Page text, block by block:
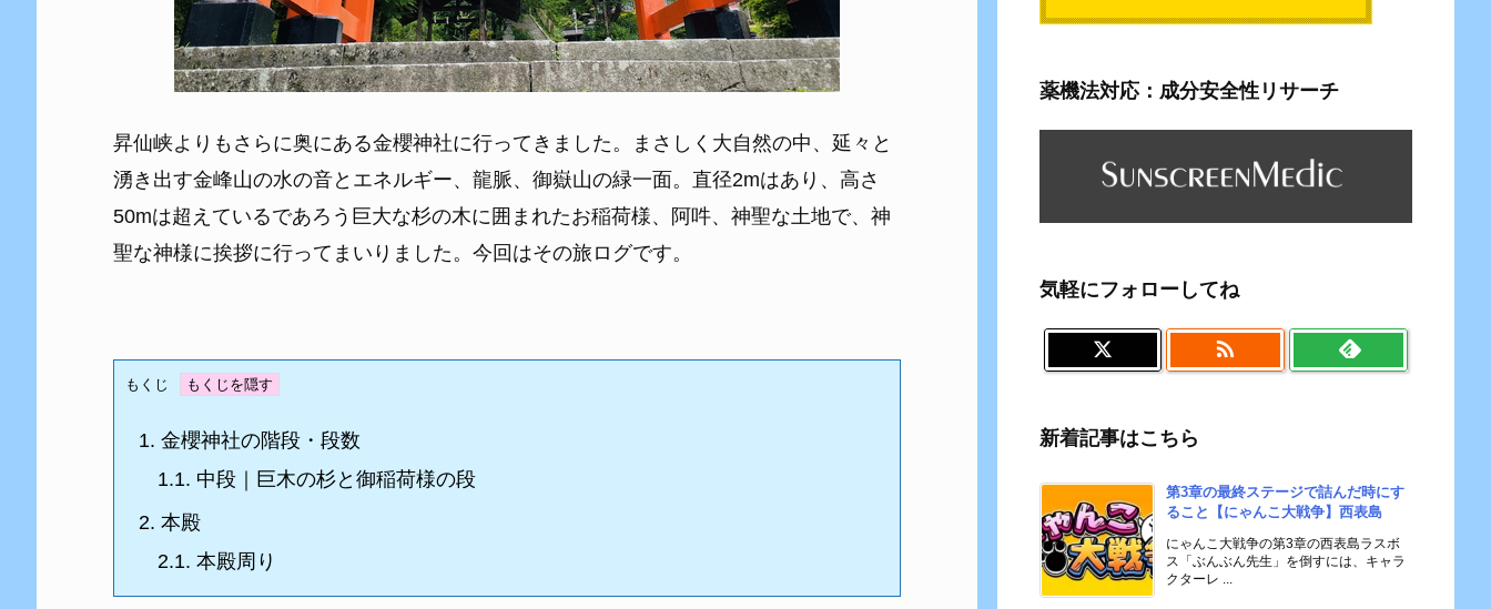
昇仙峡よりもさらに奥にある金櫻神社に行ってきました。まさしく大自然の中、延々と
湧き出す金峰山の水の音とエネルギー、龍脈、御嶽山の緑一面。直径2mはあり、高さ
50mは超えているであろう巨大な杉の木に囲まれたお稲荷様、阿吽、神聖な土地で、神
聖な神様に挨拶に行ってまいりました。今回はその旅ログです。
もくじ
1. 金櫻神社の階段・段数
1.1. 中段｜巨木の杉と御稲荷様の段
2. 本殿
2.1. 本殿周り
薬機法対応：成分安全性リサーチ
気軽にフォローしてね

新着記事はこちら
第3章の最終ステージで詰んだ時にす
ること【にゃんこ大戦争】西表島
にゃんこ大戦争の第3章の西表島ラスボ
ス「ぶんぶん先生」を倒すには、キャラ
クターレ ...